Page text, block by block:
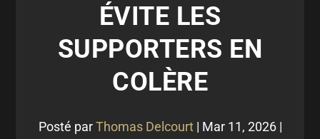
ÉVITE LES
SUPPORTERS EN
COLÈRE
Posté parThomas Delcourt| Mar 11, 2026|